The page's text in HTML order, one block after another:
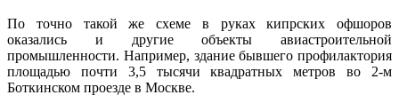
По точно такой же схеме в руках кипрских офшоров
оказались и другие объекты авиастроительной
промышленности. Например, здание бывшего профилактория
площадью почти 3,5 тысячи квадратных метров во 2-м
Боткинском проезде в Москве.